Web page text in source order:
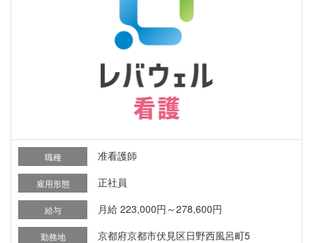
職種 准看護師
雇用形態 正社員
給与 月給 223,000円～278,600円
勤務地 京都府京都市伏見区日野西風呂町5